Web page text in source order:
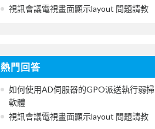
視訊會議電視畫面顯示layout 問題請教
熱門回答
如何使用AD伺服器的GPO派送執行弱掃
軟體
視訊會議電視畫面顯示layout 問題請教